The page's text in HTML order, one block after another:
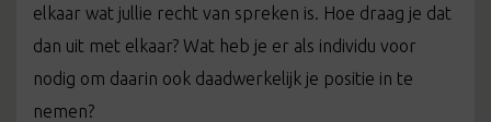
elkaar wat jullie recht van spreken is. Hoe draag je dat
dan uit met elkaar? Wat heb je er als individu voor
nodig om daarin ook daadwerkelijk je positie in te
nemen?